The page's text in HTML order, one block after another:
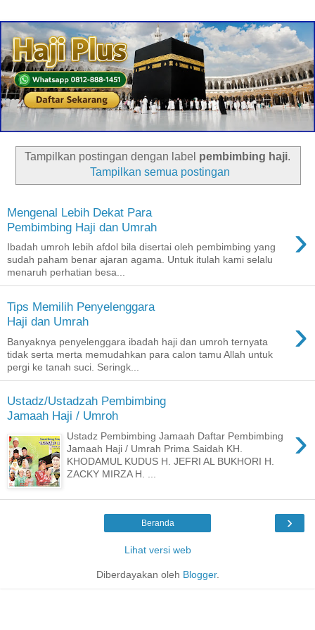
Tampilkan postingan dengan label pembimbing haji.
Tampilkan semua postingan
Mengenal Lebih Dekat Para
Pembimbing Haji dan Umrah
›
Ibadah umroh lebih afdol bila disertai oleh pembimbing yang
sudah paham benar ajaran agama. Untuk itulah kami selalu
menaruh perhatian besa...
Tips Memilih Penyelenggara
Haji dan Umrah
›
Banyaknya penyelenggara ibadah haji dan umroh ternyata
tidak serta merta memudahkan para calon tamu Allah untuk
pergi ke tanah suci. Seringk...
Ustadz/Ustadzah Pembimbing
Jamaah Haji / Umroh
›
Ustadz Pembimbing Jamaah Daftar Pembimbing
Jamaah Haji / Umrah Prima Saidah KH.
KHODAMUL KUDUS H. JEFRI AL BUKHORI H.
ZACKY MIRZA H. ...
›
Beranda
Lihat versi web
Diberdayakan oleh Blogger.